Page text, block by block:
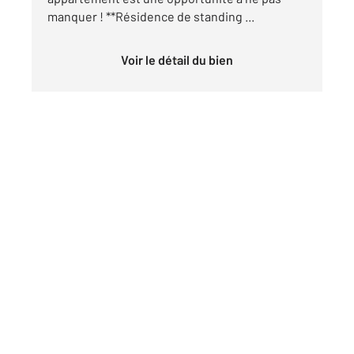
manquer ! **Résidence de standing ...
Voir le détail du bien